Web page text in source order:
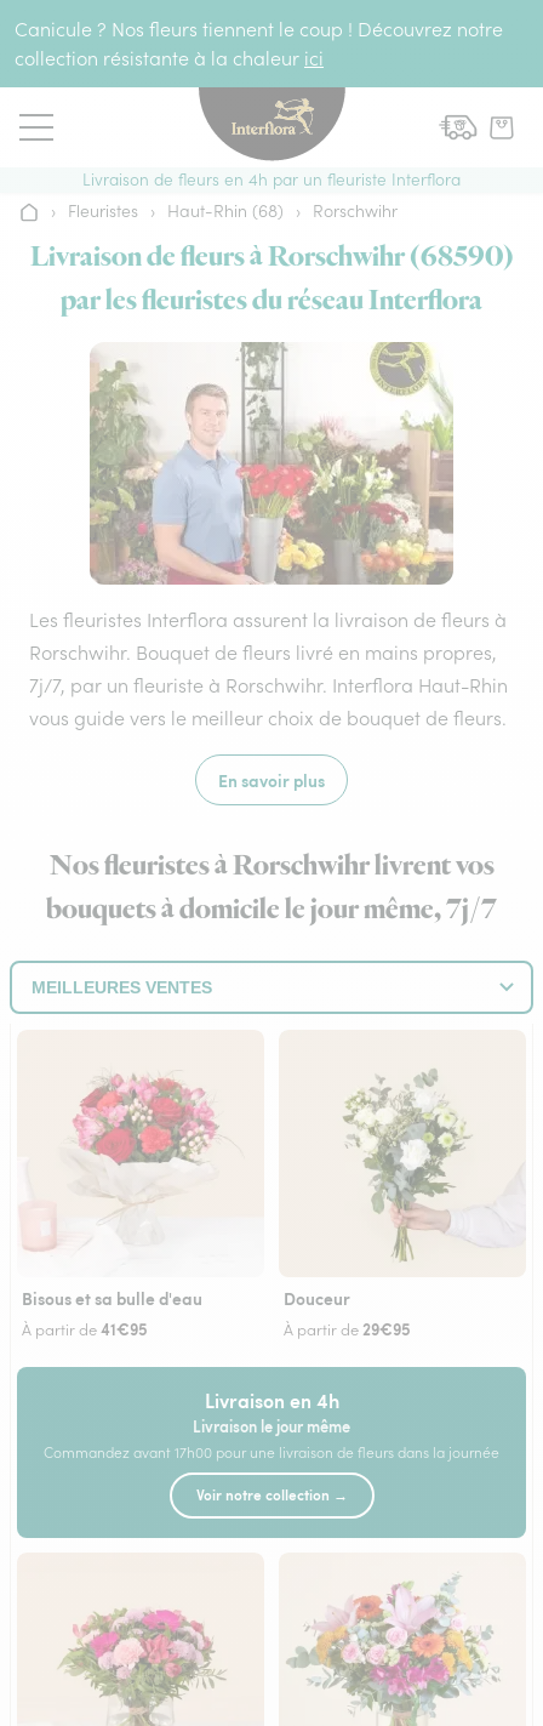
Canicule ? Nos fleurs tiennent le coup ! Découvrez notre
collection résistante à la chaleur ici
Livraison de fleurs en 4h par un fleuriste Interflora
Accueil
› Fleuristes › Haut-Rhin (68) › Rorschwihr
Livraison de fleurs à Rorschwihr (68590)
par les fleuristes du réseau Interflora
Les fleuristes Interflora assurent la livraison de fleurs à
Rorschwihr. Bouquet de fleurs livré en mains propres,
7j/7, par un fleuriste à Rorschwihr. Interflora Haut-Rhin
vous guide vers le meilleur choix de bouquet de fleurs.
En savoir plus
Nos fleuristes à Rorschwihr livrent vos
bouquets à domicile le jour même, 7j/7
Bisous et sa bulle d'eau
À partir de41€95
Douceur
À partir de 29€95
Livraison en 4h
Livraison le jour même
Commandez avant 17h00 pour une livraison de fleurs dans la journée
Voir notre collection →